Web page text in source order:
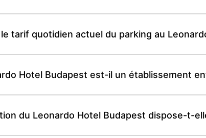
tarif quotidien actuel du parking au
Hotel Budapest est-il un établissement
du Leonardo Hotel Budapest dispose-t-